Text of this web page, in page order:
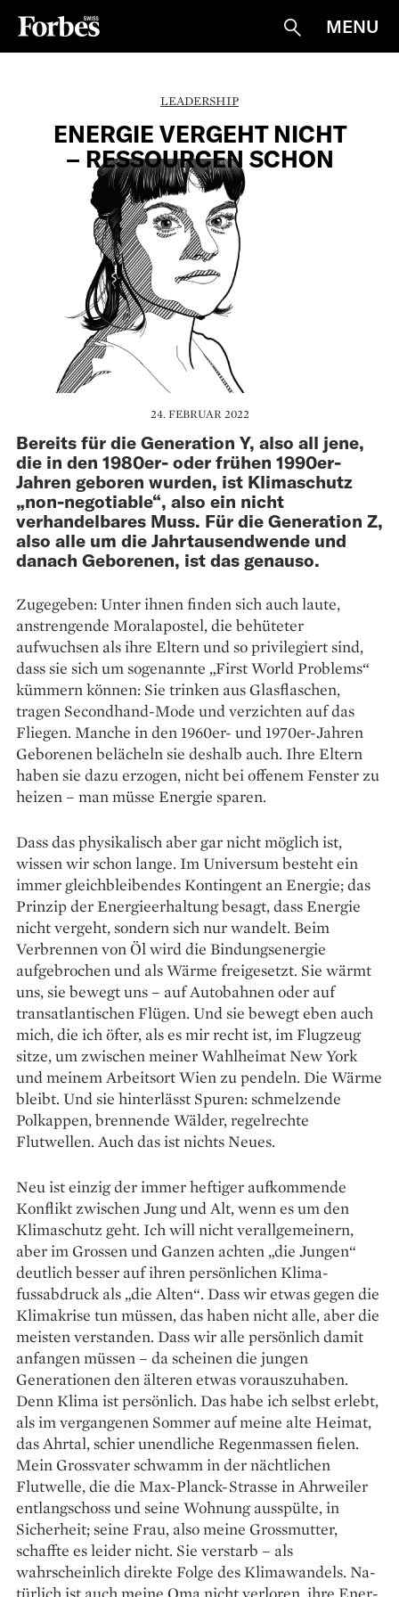
Suche
MENU
LEADERSHIP
ENERGIE VERGEHT NICHT
– RESSOURCEN SCHON
24. FEBRUAR 2022
Bereits für die Generation Y, also all jene,
die in den 1980er- oder frühen 1990er-
Jahren geboren wurden, ist Klimaschutz
„non-negotiable“, also ein nicht
verhandelbares Muss. Für die Generation Z,
also alle um die Jahrtausendwende und
danach Geborenen, ist das genauso.
Zugegeben: Unter ihnen finden sich auch laute,
anstrengende Moralapostel, die behüteter
aufwuchsen als ihre Eltern und so privilegiert sind,
dass sie sich um sogenannte „First World Problems“
kümmern können: Sie trinken aus Glasflaschen,
tragen Se­condhand-Mode und verzichten auf das
Fliegen. Manche in den 1960er- und 1970er-Jahren
Geborenen belächeln sie deshalb auch. Ihre Eltern
haben sie dazu er­zogen, nicht bei offenem Fenster zu
heizen – man müsse Energie sparen.
Dass das physikalisch aber gar nicht möglich ist,
wissen wir schon lange. Im Universum besteht ein
immer gleichbleibendes Kontingent an Energie; das
Prinzip der Energieerhaltung besagt, dass En­ergie
nicht vergeht, sondern sich nur wandelt. Beim
Verbrennen von Öl wird die Bindungsenergie
aufgebrochen und als Wärme freigesetzt. Sie wärmt
uns, sie bewegt uns – auf Autobahnen oder auf
transatlantischen Flügen. Und sie bewegt eben auch
mich, die ich öfter, als es mir recht ist, im Flugzeug
sitze, um zwischen meiner Wahlheimat New York
und meinem Arbeitsort Wien zu pen­deln. Die Wärme
bleibt. Und sie hinterlässt Spuren: schmelzende
Polkappen, brennende Wälder, re­gel­rechte
Flutwellen. Auch das ist nichts Neues.
Neu ist einzig der immer heftiger aufkommende
Konflikt zwischen Jung und Alt, wenn es um den
Klimaschutz geht. Ich will nicht verallgemeinern,
aber im Grossen und Ganzen achten „die Jungen“
deutlich besser auf ihren persönlichen Klima­
fussabdruck als „die Alten“. Dass wir etwas gegen die
Klimakrise tun müssen, das haben nicht alle, aber die
meisten verstanden. Dass wir alle persönlich damit
anfangen müssen – da scheinen die jungen
Generationen den älteren etwas vorauszuhaben.
Denn Klima ist persönlich. Das habe ich selbst erlebt,
als im ver­gangenen Sommer auf meine alte Heimat,
das Ahrtal, schier unendliche Regenmassen fielen.
Mein Grossvater schwamm in der nächtlichen
Flutwelle, die die Max-Planck-Strasse in Ahrweiler
entlangschoss und seine Wohnung ausspülte, in
Sicherheit; seine Frau, also meine Grossmutter,
schaffte es leider nicht. Sie verstarb – als
wahrscheinlich direkte Folge des Klimawandels. Na­
tür­lich ist auch meine Oma nicht verloren, ihre En­er­